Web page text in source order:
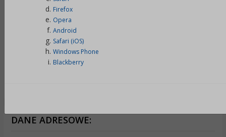
podmiot
udostępniający:
Załączniki
DANE ADRESOWE:
Firefox
Opera
Android
Safari (iOS)
Windows Phone
Blackberry